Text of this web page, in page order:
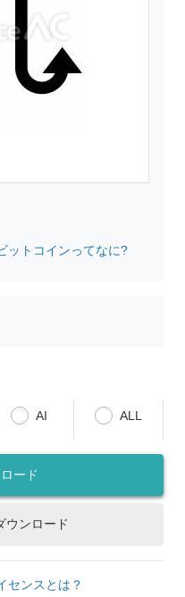
ットコインってなに?
AI ALL
ード
ウンロード
センスとは？